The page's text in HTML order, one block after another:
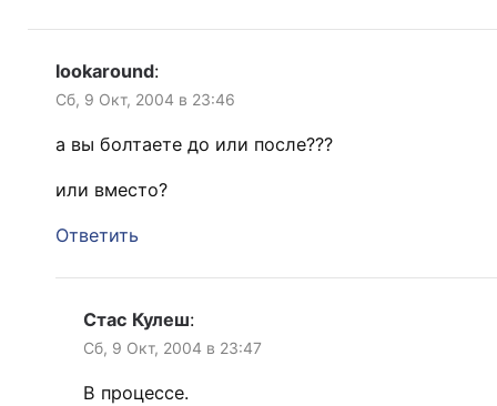
lookaround:
Сб, 9 Окт, 2004 в 23:46
а вы болтаете до или после???
или вместо?
Ответить
Стас Кулеш:
Сб, 9 Окт, 2004 в 23:47
В процессе.